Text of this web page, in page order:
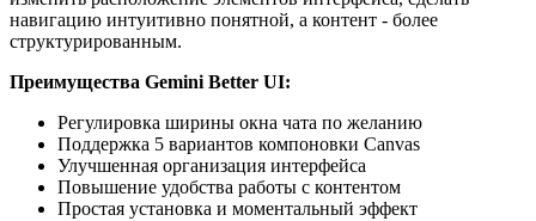
навигацию интуитивно понятной, а контент - более
структурированным.
Преимущества Gemini Better UI:
Регулировка ширины окна чата по желанию
Поддержка 5 вариантов компоновки Canvas
Улучшенная организация интерфейса
Повышение удобства работы с контентом
Простая установка и моментальный эффект